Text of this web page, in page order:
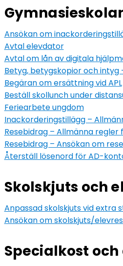
Ansökan om
Avtal elevdator
Avtal om lån av digitala
Betyg, betygskopior och intyg
Begäran om ersättning vid APL
Beställ skollunch under
Feriearbete ungdom
Inackorderingstillägg –
Resebidrag – Allmänna
Resebidrag – Ansökan om
Återställ lösenord för AD-
Skolskjuts och
Anpassad skolskjuts vid extra
Ansökan om skolskjuts/
Specialkost